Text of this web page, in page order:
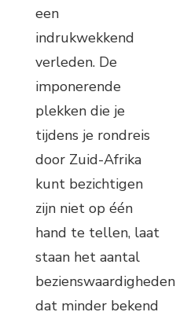
een
indrukwekkend
verleden. De
imponerende
plekken die je
tijdens je rondreis
door Zuid-Afrika
kunt bezichtigen
zijn niet op één
hand te tellen, laat
staan het aantal
bezienswaardigheden
dat minder bekend